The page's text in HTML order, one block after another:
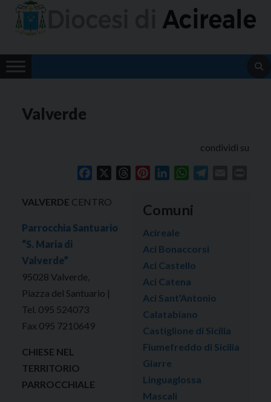
Skip
Valverde
condividi su
Facebook ThreadsPinterestLinkedInWhatsApp
Comuni
Acireale
Aci Bonaccorsi
Aci Castello
Aci Catena
Aci Sant’Antonio
Calatabiano
Castiglione di Sicilia
Fiumefreddo di Sicilia
Giarre
Linguaglossa
Mascali
VALVERDE CENTRO
Parrocchia Santuario
“S. Maria di
Valverde”
95028 Valverde,
Piazza del Santuario |
Tel. 095 524073
Fax 095 7210649
CHIESE NEL
TERRITORIO
PARROCCHIALE